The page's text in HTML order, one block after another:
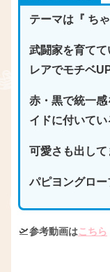
テーマは『 ち
武闘家を育て
レアでモチベ
赤・黒で統一
イドに付いてい
可愛さも出して
パピヨングロー
🛫参考動画はこちら